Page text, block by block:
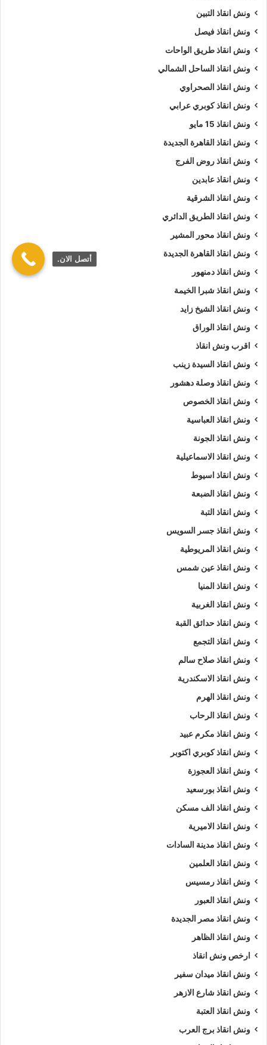
ونش انقاذ التبين
ونش انقاذ فيصل
ونش انقاذ طريق الواحات
ونش انقاذ الساحل الشمالي
ونش انقاذ الصحراوي
ونش انقاذ كوبري عرابي
ونش انقاذ 15 مايو
ونش انقاذ القاهرة الجديدة
ونش انقاذ روض الفرج
ونش انقاذ عابدين
ونش انقاذ الشرقية
ونش انقاذ الطريق الدائري
ونش انقاذ محور المشير
ونش انقاذ القاهرة الجديدة
ونش انقاذ دمنهور
ونش انقاذ شبرا الخيمة
ونش انقاذ الشيخ زايد
ونش انقاذ الوراق
اقرب ونش انقاذ
ونش انقاذ السيدة زينب
ونش انقاذ وصلة دهشور
ونش انقاذ الخصوص
ونش انقاذ العباسية
ونش انقاذ الجونة
ونش انقاذ الاسماعيلية
ونش انقاذ اسيوط
ونش انقاذ الضبعة
ونش انقاذ التبة
ونش انقاذ جسر السويس
ونش انقاذ المريوطية
ونش انقاذ عين شمس
ونش انقاذ المنيا
ونش انقاذ الغربية
ونش انقاذ حدائق القبة
ونش انقاذ التجمع
ونش انقاذ صلاح سالم
ونش انقاذ الاسكندرية
ونش انقاذ الهرم
ونش انقاذ الرحاب
ونش انقاذ مكرم عبيد
ونش انقاذ كوبري اكتوبر
ونش انقاذ العجوزة
ونش انقاذ بورسعيد
ونش انقاذ الف مسكن
ونش انقاذ الاميرية
ونش انقاذ مدينة السادات
ونش انقاذ العلمين
ونش انقاذ رمسيس
ونش انقاذ العبور
ونش انقاذ مصر الجديدة
ونش انقاذ الظاهر
ارخص ونش انقاذ
ونش انقاذ ميدان سفير
ونش انقاذ شارع الازهر
ونش انقاذ العتبة
ونش انقاذ برج العرب
أتصل الان.